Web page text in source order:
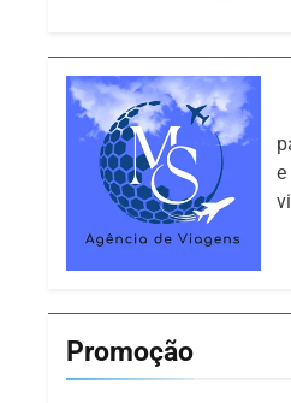
e
Promoção